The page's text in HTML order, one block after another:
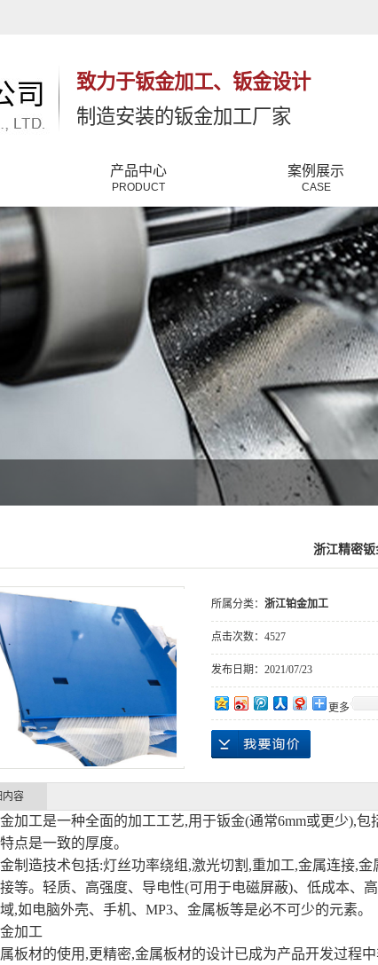
致力于钣金加工、钣金设计
制造安装的钣金加工厂家
产品中心
PRODUCT
浙江钣金件
浙江钣金加工
浙江五金加工
浙江铂金加工
案例展示
CASE
公司新闻
行业新闻
常见问题
浙江精密钣
所属分类： 浙江铂金加工
点击次数： 4527
发布日期： 2021/07/23
更多
内容
加工是一种全面的加工工艺,用于钣金(通常6mm或更少),
点是一致的厚度。
制造技术包括:灯丝功率绕组,激光切割,重加工,金属连接,
等。轻质、高强度、导电性(可用于电磁屏蔽)、低成本、
,如电脑外壳、手机、MP3、金属板等是必不可少的元素。
加工
板材的使用,更精密,金属板材的设计已成为产品开发过程